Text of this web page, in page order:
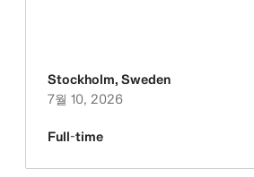
Stockholm, Sweden
7월 10, 2026
Full-time